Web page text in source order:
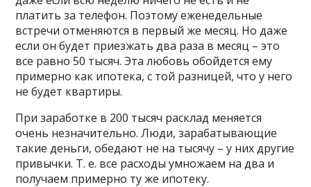
платить за телефон. Поэтому еженедельные
встречи отменяются в первый же месяц. Но даже
если он будет приезжать два раза в месяц – это
все равно 50 тысяч. Эта любовь обойдется ему
примерно как ипотека, с той разницей, что у него
не будет квартиры.
При заработке в 200 тысяч расклад меняется
очень незначительно. Люди, зарабатывающие
такие деньги, обедают не на тысячу – у них другие
привычки. Т. е. все расходы умножаем на два и
получаем примерно ту же ипотеку.